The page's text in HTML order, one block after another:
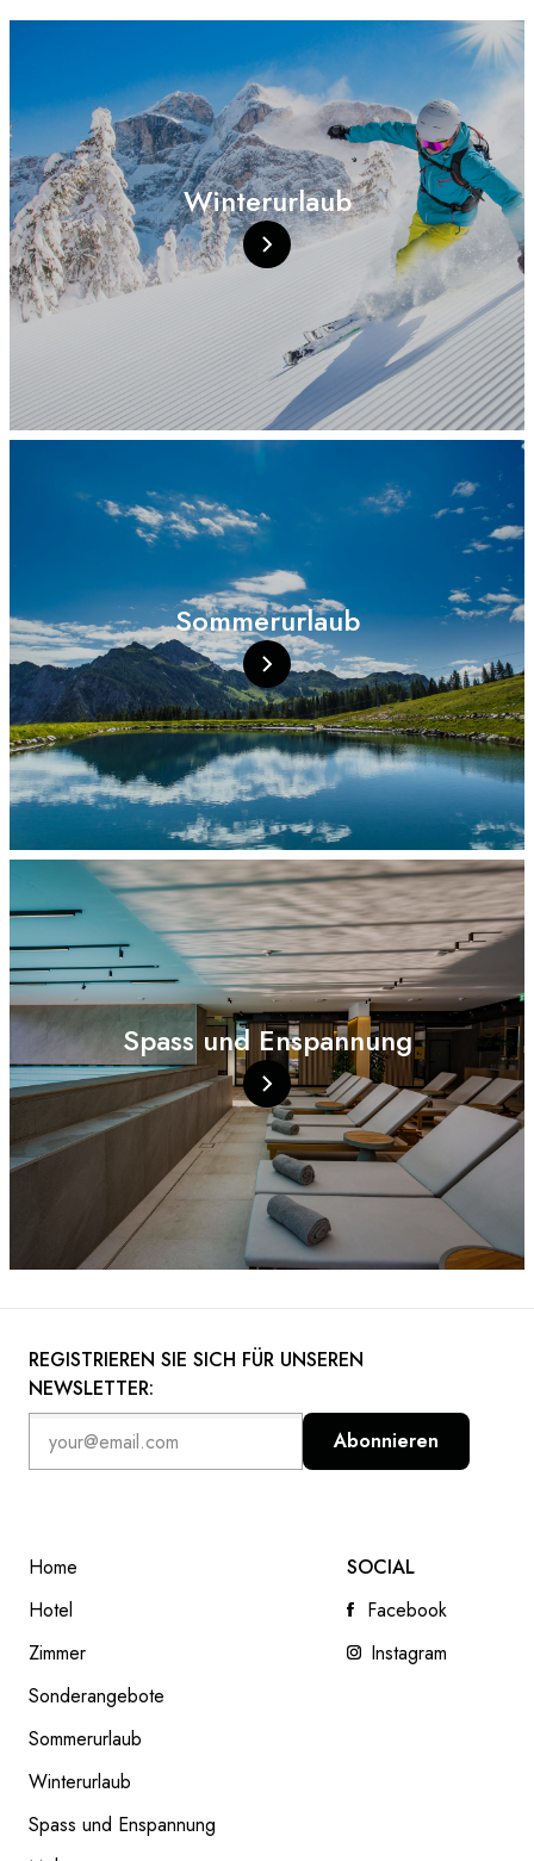
Winterurlaub
Sommerurlaub
Spass und Enspannung
REGISTRIEREN SIE SICH FÜR UNSEREN
NEWSLETTER:
Abonnieren
Home
Hotel
Zimmer
Sonderangebote
Sommerurlaub
Winterurlaub
Spass und Enspannung
SOCIAL
Facebook
Instagram